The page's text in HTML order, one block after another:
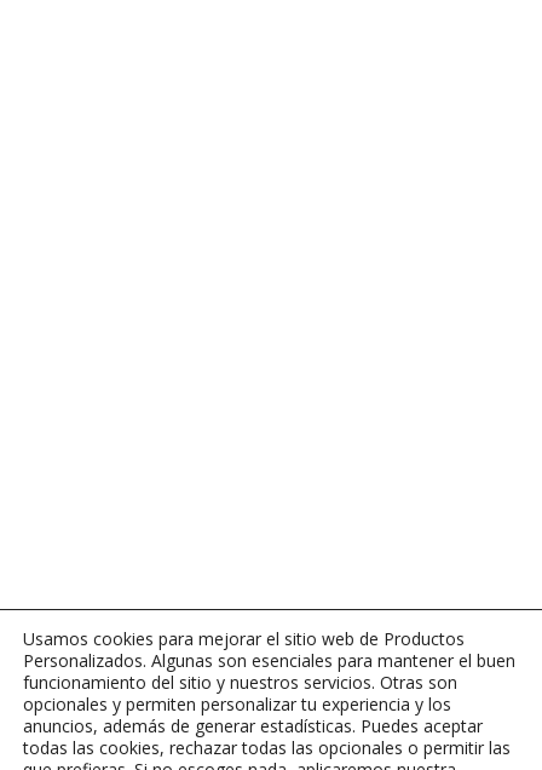
Usamos cookies para mejorar el sitio web de Productos
Personalizados. Algunas son esenciales para mantener el buen
funcionamiento del sitio y nuestros servicios. Otras son
opcionales y permiten personalizar tu experiencia y los
anuncios, además de generar estadísticas. Puedes aceptar
todas las cookies, rechazar todas las opcionales o permitir las